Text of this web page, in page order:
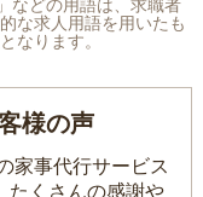
どの用語は、求職者
な求人用語を用いたも
なります。
様の声
家事代行サービス
たくさんの感謝や